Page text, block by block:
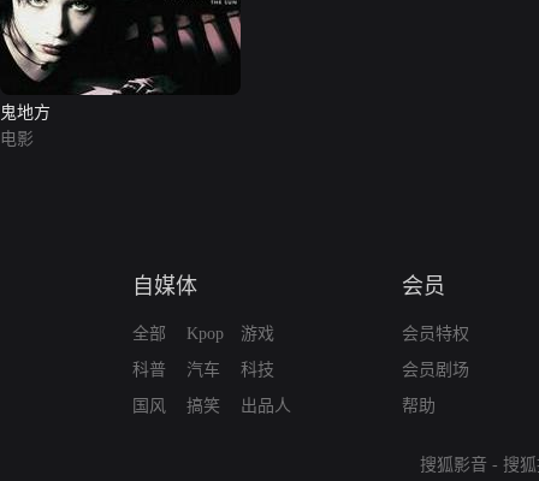
鬼地方
电影
自媒体
全部
科普
国风
Kpop
汽车
搞笑
游戏
科技
出品人
会员
会员特权
会员剧场
帮助
搜狐影音 - 搜